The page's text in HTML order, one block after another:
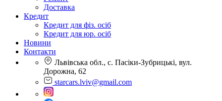
Доставка
Кредит
Кредит для фіз. осіб
Кредит для юр. осіб
Новини
Контакти
Львівська обл., с. Пасіки-Зубрицькі, вул.
Дорожна, 62
starcars.lviv@gmail.com